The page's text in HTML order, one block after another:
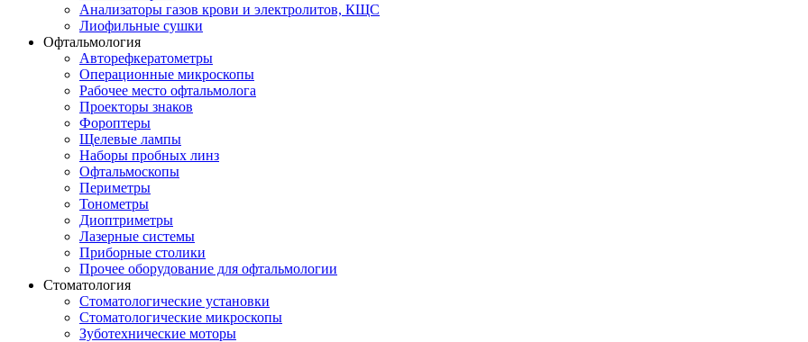
Анализаторы газов крови и электролитов, КЩС
Лиофильные сушки
Офтальмология
Авторефкератометры
Операционные микроскопы
Рабочее место офтальмолога
Проекторы знаков
Фороптеры
Щелевые лампы
Наборы пробных линз
Офтальмоскопы
Периметры
Тонометры
Диоптриметры
Лазерные системы
Приборные столики
Прочее оборудование для офтальмологии
Стоматология
Стоматологические установки
Стоматологические микроскопы
Зуботехнические моторы